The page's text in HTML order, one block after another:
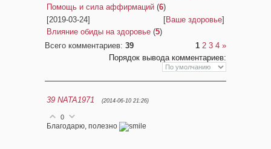
Помощь и сила аффирмаций (6)
[2019-03-24]
[Ваше здоровье]
Влияние обиды на здоровье (5)
Всего комментариев: 39 1 2 3 4 »
Порядок вывода комментариев:
39 NATA1971 (2014-06-10 21:26)
0
Благодарю, полезно